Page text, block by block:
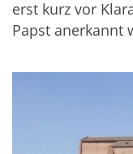
erst kurz vor
Papst anerkannt